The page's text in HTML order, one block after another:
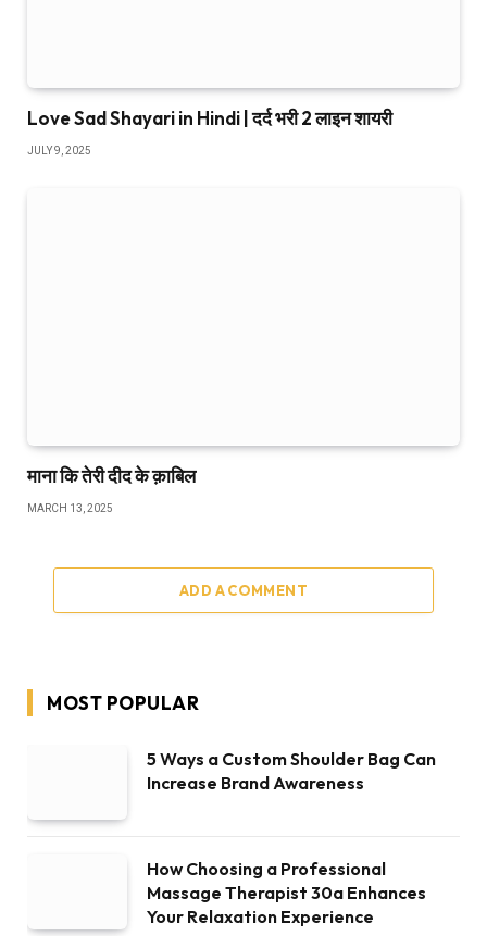
Love Sad Shayari in Hindi | दर्द भरी 2 लाइन शायरी
JULY 9, 2025
माना कि तेरी दीद के क़ाबिल
MARCH 13, 2025
ADD A COMMENT
MOST POPULAR
5 Ways a Custom Shoulder Bag Can
Increase Brand Awareness
How Choosing a Professional
Massage Therapist 30a Enhances
Your Relaxation Experience